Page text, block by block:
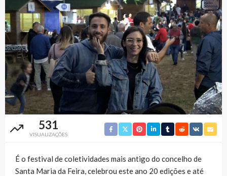
531
VISUALIZAÇÕES
É o festival de coletividades mais antigo do concelho de
Santa Maria da Feira, celebrou este ano 20 edições e até